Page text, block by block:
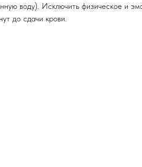
воду). Исключить физическое и
до сдачи крови.